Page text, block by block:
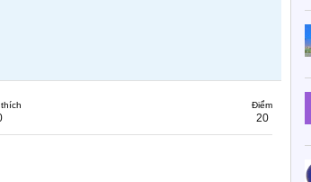
Điểm
20